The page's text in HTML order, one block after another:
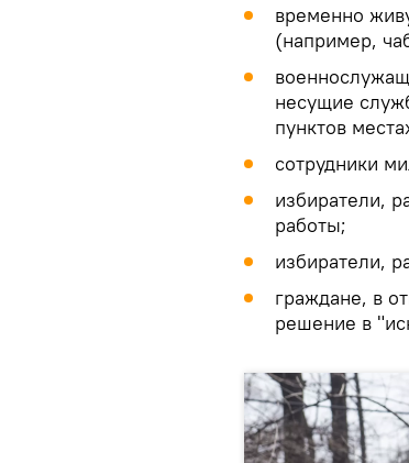
временно
(например,
несущие
пунктов
сотрудники
избиратели,
работы;
избиратели,
граждане, в
решение в